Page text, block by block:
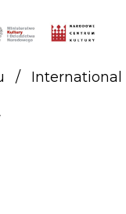
/ International